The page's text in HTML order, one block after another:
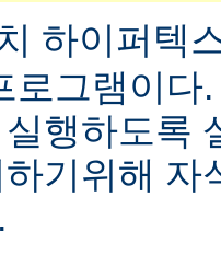
하이퍼텍
로그램이다
행하도록
기위해 자